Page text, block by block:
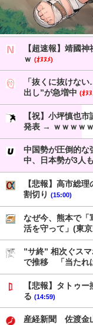
【超速報】靖國
ｗ (ｵﾇﾇﾒ)
「抜くに抜けな
出し”が急増中 (ｵﾇ
【祝】小坪慎也
発表 → ｗｗｗｗ
中国勢が圧倒的な
中、日本勢が3人
【悲報】高市総
割切り (15:00)
なぜ今、熊本で
活を守って」(東
”サ終” 相次ぐス
で推移 「当たれ
【悲報】タトゥ
る (14:59)
産経新聞 佐渡金